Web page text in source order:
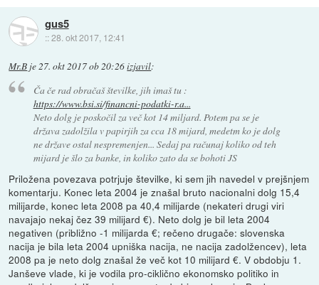
gus5
::28. okt 2017, 12:41
Mr.B je27. okt 2017 ob 20:26izjavil:
Ča če rad obračaš številke, jih imaš tu :
https://www.bsi.si/financni-podatki-r.a...
Neto dolg je poskočil za več kot 14 miljard. Potem pa se je
država zadolžila v papirjih za cca 18 mijard, medetm ko je dolg
ne države ostal nespremenjen... Sedaj pa računaj koliko od teh
mijard je šlo za banke, in koliko zato da se bohoti JS
Priložena povezava potrjuje številke, ki sem jih navedel v prejšnjem
komentarju. Konec leta 2004 je znašal bruto nacionalni dolg 15,4
milijarde, konec leta 2008 pa 40,4 milijarde (nekateri drugi viri
navajajo nekaj čez 39 milijard €). Neto dolg je bil leta 2004
negativen (približno -1 milijarda €; rečeno drugače: slovenska
nacija je bila leta 2004 upniška nacija, ne nacija zadolžencev), leta
2008 pa je neto dolg znašal že več kot 10 milijard €. V obdobju 1.
Janševe vlade, ki je vodila pro-ciklično ekonomsko politiko in